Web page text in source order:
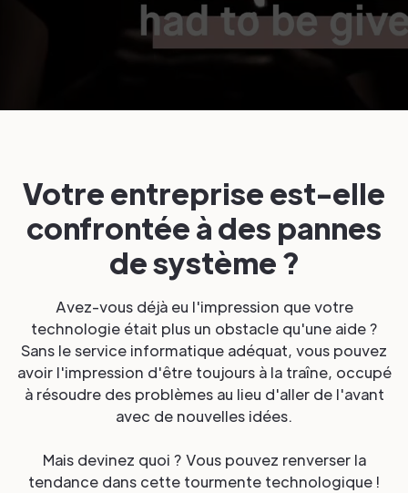
Votre entreprise est-elle
confrontée à des pannes
de système ?
Avez-vous déjà eu l'impression que votre
technologie était plus un obstacle qu'une aide ?
Sans le service informatique adéquat, vous pouvez
avoir l'impression d'être toujours à la traîne, occupé
à résoudre des problèmes au lieu d'aller de l'avant
avec de nouvelles idées.
Mais devinez quoi ? Vous pouvez renverser la
tendance dans cette tourmente technologique !